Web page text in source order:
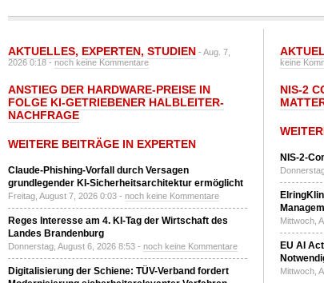
AKTUELLES, EXPERTEN, STUDIEN - Aug. 7,
2026 0:18 -noch keine Kommentare
ANSTIEG DER HARDWARE-PREISE IN
FOLGE KI-GETRIEBENER HALBLEITER-
NACHFRAGE
WEITERE BEITRÄGE IN EXPERTEN
Claude-Phishing-Vorfall durch Versagen
grundlegender KI-Sicherheitsarchitektur ermöglicht
Freitag, August 7, 2026 0:03 - noch keine Kommentare
Reges Interesse am 4. KI-Tag der Wirtschaft des
Landes Brandenburg
Donnerstag, August 6, 2026 8:53 - noch keine Kommentare
Digitalisierung der Schiene: TÜV-Verband fordert
keine
NIS-2
NIS-2-
Mittwoch,
EU AI
Mittwoch,